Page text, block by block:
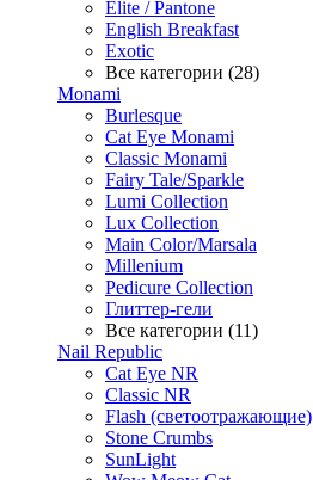
Elite / Pantone
English Breakfast
Exotic
Все категории (28)
Monami
Burlesque
Cat Eye Monami
Classic Monami
Fairy Tale/Sparkle
Lumi Collection
Lux Collection
Main Color/Marsala
Millenium
Pedicure Collection
Глиттер-гели
Все категории (11)
Nail Republic
Cat Eye NR
Classic NR
Flash (светоотражающие)
Stone Crumbs
SunLight